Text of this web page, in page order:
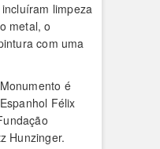
limpeza
metal, o
com uma
é
Félix
Hunzinger.